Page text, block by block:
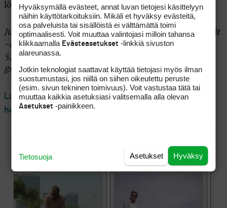
löytyvät myös golfominaisuudet.
Juttua korjattu 22.9.2025 klo 10:30: Huawei Watch Fit
-urheilukellosta ilmestyi keväällä malli numero 4, ei
5, ja kellon Pro-mallista löytyvät myös
golfominaisuudet.
Lue seuraavaksi: Elektroniikkajätiltä monipuolinen
huippukello golfareille – Golfpiste testasi
Hyväksymällä evästeet, annat luvan tietojesi käsittelyyn
näihin käyttötarkoituksiin. Mikäli et hyväksy evästeitä,
osa palveluista tai sisällöistä ei välttämättä toimi
optimaalisesti. Voit muuttaa valintojasi milloin tahansa
klikkaamalla Evästeasetukset -linkkiä sivuston
alareunassa.
Jotkin teknologiat saattavat käyttää tietojasi myös ilman
suostumustasi, jos niillä on siihen oikeutettu peruste
(esim. sivun tekninen toimivuus). Voit vastustaa tätä tai
muuttaa kaikkia asetuksiasi valitsemalla alla olevan
Asetukset -painikkeen.
Hyväksy
Asetukset
Tietosuoja